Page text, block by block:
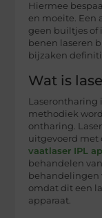
Hiermee
en moeite. Een
geen builtjes of
benen laseren
bijzaken
Wat is
Laserontharing
methodiek
ontharing.
uitgevoerd met
vaatlaser IPL
behandelen
behandelingen
omdat dit een
apparaat.